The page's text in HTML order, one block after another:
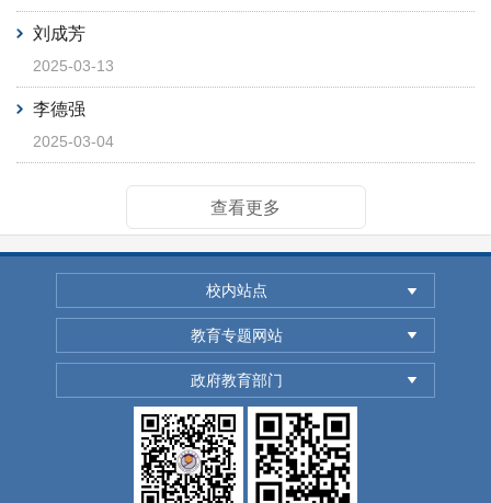
刘成芳
2025-03-13
李德强
2025-03-04
查看更多
校内站点
教育专题网站
政府教育部门